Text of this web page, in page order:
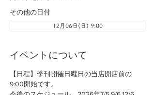
その他の日付
12月06日(日) 9:00
イベントについて
【日程】季刊開催日曜日の当店開店前の
9:00開始です。